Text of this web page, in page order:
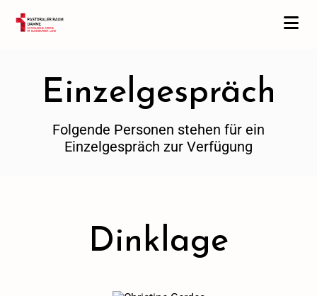
Einzelgespräch
Folgende Personen stehen für ein
Einzelgespräch zur Verfügung
Dinklage